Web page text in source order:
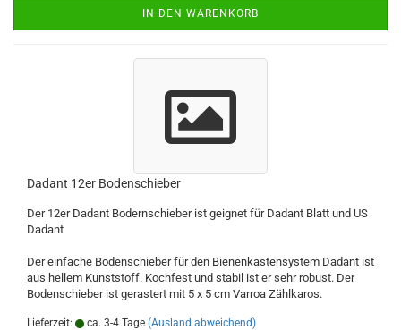
IN DEN WARENKORB
Dadant 12er Bodenschieber
Der 12er Dadant Bodernschieber ist geignet für Dadant Blatt und US
Dadant
Der einfache Bodenschieber für den Bienenkastensystem Dadant ist
aus hellem Kunststoff. Kochfest und stabil ist er sehr robust. Der
Bodenschieber ist gerastert mit 5 x 5 cm Varroa Zählkaros.
Lieferzeit: ca. 3-4 Tage (Ausland abweichend)